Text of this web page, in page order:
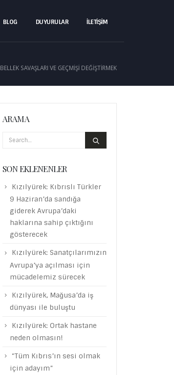
BLOG DUYURULAR İLETIŞIM
BELLEK SAVAŞLARI VE GEÇMIŞI DEĞIŞTIRMEK
ARAMA
SON EKLENENLER
Kızılyürek: Kıbrıslı Türkler
9 Haziran’da sandığa
giderek Avrupa’daki
haklarına sahip çıktığını
gösterecek
Kızılyürek: Sanatçılarımızın
Avrupa’ya açılması için
mücadelemiz sürecek
Kızılyürek, Mağusa’da iş
dünyası ile buluştu
Kızılyürek: Ortak hastane
neden olmasın!
“Tüm Kıbrıs’ın sesi olmak
için adayım”